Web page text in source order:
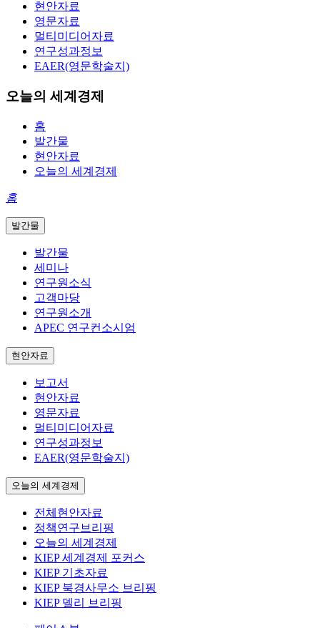
현안자료
영문자료
멀티미디어자료
연구성과정보
EAER(영문학술지)
오늘의 세계경제
홈
발간물
현안자료
오늘의 세계경제
홈
발간물
발간물
세미나
연구원소식
고객마당
연구원소개
APEC 연구컨소시엄
현안자료
보고서
현안자료
영문자료
멀티미디어자료
연구성과정보
EAER(영문학술지)
오늘의 세계경제
전체현안자료
정책연구브리핑
오늘의 세계경제
KIEP 세계경제 포커스
KIEP 기초자료
KIEP 북경사무소 브리핑
KIEP 델리 브리핑